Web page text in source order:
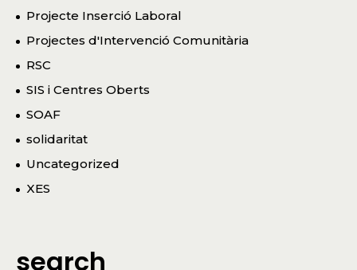
Projecte Inserció Laboral
Projectes d'Intervenció Comunitària
RSC
SIS i Centres Oberts
SOAF
solidaritat
Uncategorized
XES
search